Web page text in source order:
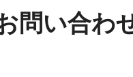
問い合わ